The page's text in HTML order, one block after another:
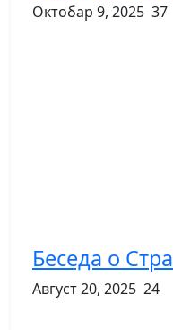
Октобар 9, 2025 37
Беседа о
Август 20, 2025 24